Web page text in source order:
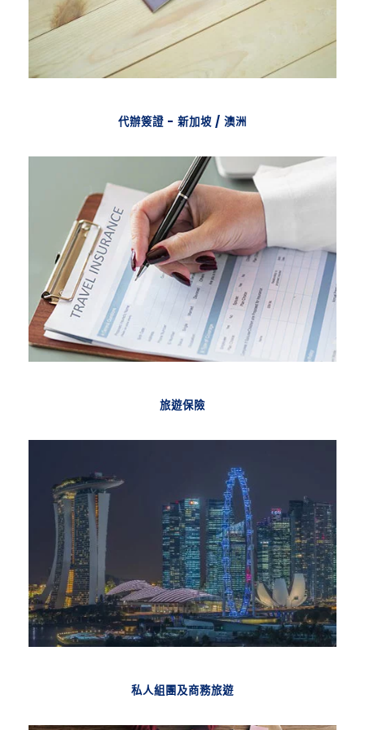
代辦簽證 - 新加坡 / 澳洲
旅遊保險
私人組團及商務旅遊